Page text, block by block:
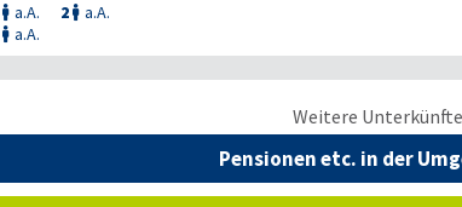
 a.A. 2  a.A.
 a.A.
Weitere
Pensionen etc. in der